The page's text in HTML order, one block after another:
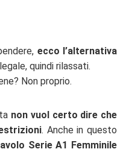
ecco l’alternativa
quindi rilassati.
Non proprio.
non vuol certo dire che
. Anche in questo
Serie A1 Femminile